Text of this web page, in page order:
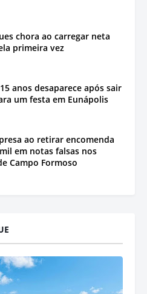
chora ao carregar neta
primeira vez
anos desaparece após sair
um festa em Eunápolis
ao retirar encomenda
em notas falsas nos
Campo Formoso